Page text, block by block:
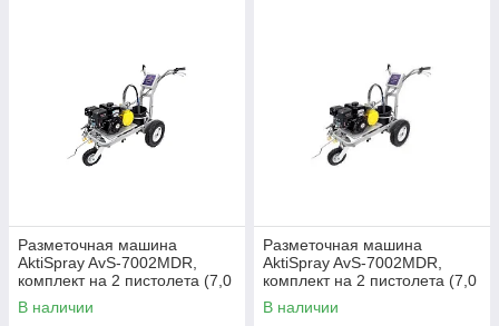
Разметочная машина
AktiSpray AvS-7002MDR,
комплект на 2 пистолета (7,0
л/мин, 250 бар, бензин)
В наличии
Разметочная машина
AktiSpray AvS-7002MDR,
комплект на 2 пистолета (7,0
л/мин, 250 бар, бензин) с
витрины со
В наличии